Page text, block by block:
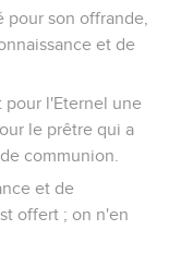
pour son offrande,
et de
pour l'Eternel une
le prêtre qui a
communion.
et de
offert ; on n'en